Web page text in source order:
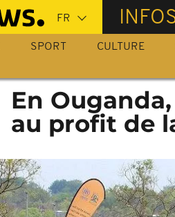
SPORT CULTURE
En
au profit de